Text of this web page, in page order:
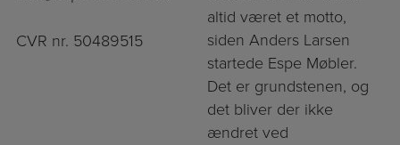
CVR nr. 50489515
altid været et motto,
siden Anders Larsen
startede Espe Møbler.
Det er grundstenen, og
det bliver der ikke
ændret ved